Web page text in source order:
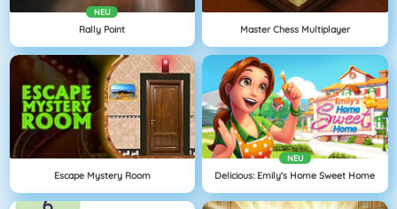
NEU
Rally Point Master Chess Multiplayer
Escape Mystery Room
NEU
Delicious: Emily's Home Sweet Home